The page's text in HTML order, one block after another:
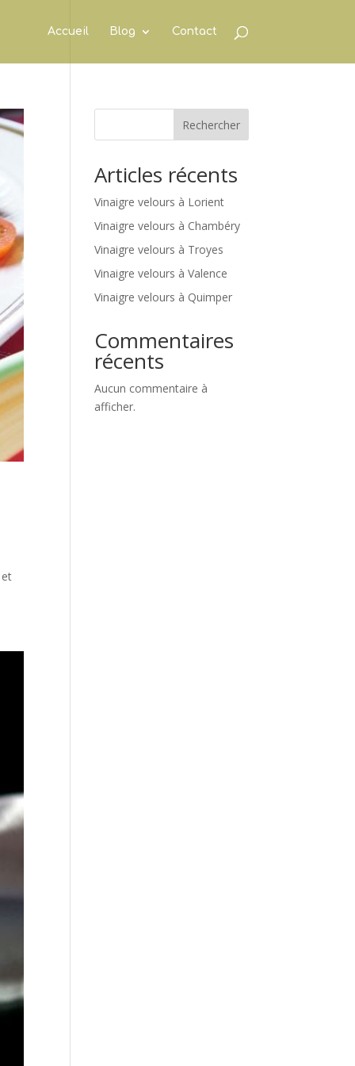
Accueil Blog Contact
Rechercher
Articles récents
Vinaigre velours à Lorient
Vinaigre velours à Chambéry
Vinaigre velours à Troyes
Vinaigre velours à Valence
Vinaigre velours à Quimper
Commentaires
récents
Aucun commentaire à
afficher.